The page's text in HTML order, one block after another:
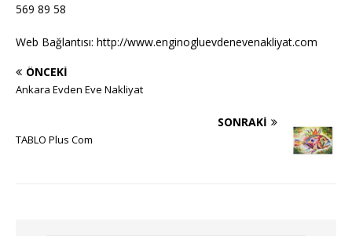
569 89 58
Web Bağlantısı: http://www.enginogluevdenevenakliyat.com
ÖNCEKI
Ankara Evden Eve Nakliyat
SONRAKI
TABLO Plus Com